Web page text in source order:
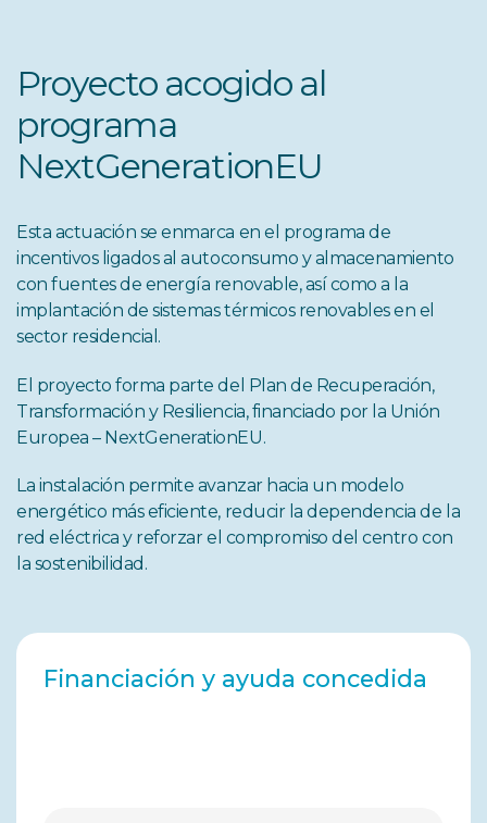
Proyecto acogido al
programa
NextGenerationEU
Esta actuación se enmarca en el programa de
incentivos ligados al autoconsumo y almacenamiento
con fuentes de energía renovable, así como a la
implantación de sistemas térmicos renovables en el
sector residencial.
El proyecto forma parte del Plan de Recuperación,
Transformación y Resiliencia, financiado por la Unión
Europea – NextGenerationEU.
La instalación permite avanzar hacia un modelo
energético más eficiente, reducir la dependencia de la
red eléctrica y reforzar el compromiso del centro con
la sostenibilidad.
Financiación y ayuda concedida